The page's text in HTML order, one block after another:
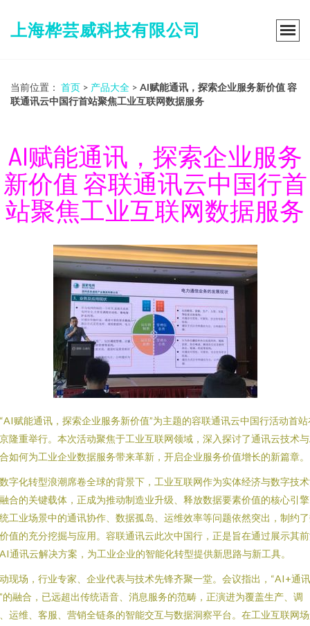
上海桦芸威科技有限公司
当前位置： 首页 > 产品大全 > AI赋能通讯，探索企业服务新价值 容
联通讯云中国行首站聚焦工业互联网数据服务
AI赋能通讯，探索企业服务
新价值 容联通讯云中国行首
站聚焦工业互联网数据服务
赋能通讯，探索企业服务新价值”为主题的容联通讯云中国行活动首站
隆重举行。本次活动聚焦于工业互联网领域，深入探讨了通讯云技术
如何为工业企业数据服务带来革新，开启企业服务价值增长的新篇章。
字化转型浪潮席卷全球的背景下，工业互联网作为实体经济与数字技
合的关键载体，正成为推动制造业升级、释放数据要素价值的核心引
工业场景中的通讯协作、数据孤岛、运维效率等问题依然突出，制约
值的充分挖掘与应用。容联通讯云此次中国行，正是旨在通过展示其
通讯云解决方案，为工业企业的智能化转型提供新思路与新工具。
现场，行业专家、企业代表与技术先锋齐聚一堂。会议指出，“AI+通讯
的融合，已远超出传统语音、消息服务的范畴，正演进为覆盖生产、调
运维、客服、营销全链条的智能交互与数据洞察平台。在工业互联网